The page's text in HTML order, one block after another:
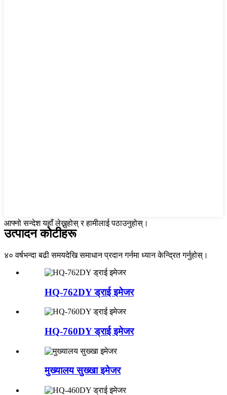
आफ्नो सन्देश यहाँ लेख्नुहोस् र हामीलाई पठाउनुहोस्।
उत्पादन कोटीहरू
४० वर्षभन्दा बढी समयदेखि समाधान प्रदान गर्नमा ध्यान केन्द्रित गर्नुहोस्।
HQ-762DY ड्राई इमेजर
HQ-760DY ड्राई इमेजर
मुख्यालय सुख्खा इमेजर